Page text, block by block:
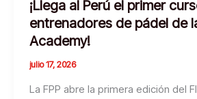
¡Llega al Perú el primer
entrenadores de pádel de
Academy!
julio 17, 2026
La FPP abre la primera edición del